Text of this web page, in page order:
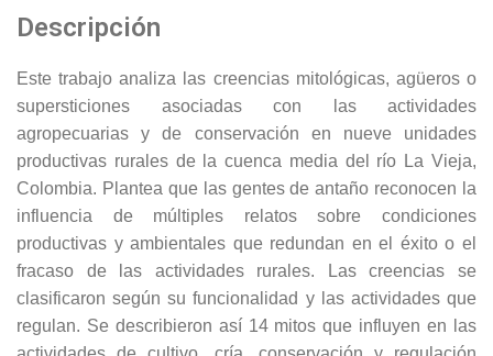
Descripción
Este trabajo analiza las creencias mitológicas, agüeros o
supersticiones asociadas con las actividades
agropecuarias y de conservación en nueve unidades
productivas rurales de la cuenca media del río La Vieja,
Colombia. Plantea que las gentes de antaño reconocen la
influencia de múltiples relatos sobre condiciones
productivas y ambientales que redundan en el éxito o el
fracaso de las actividades rurales. Las creencias se
clasificaron según su funcionalidad y las actividades que
regulan. Se describieron así 14 mitos que influyen en las